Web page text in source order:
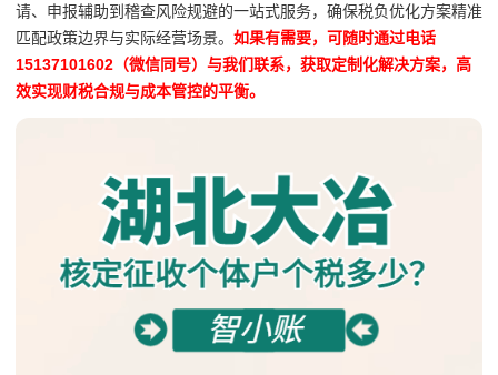
请、申报辅助到稽查风险规避的一站式服务，确保税负优化方案精准
匹配政策边界与实际经营场景。 如果有需要，可随时通过电话
15137101602（微信同号）与我们联系，获取定制化解决方案，高
效实现财税合规与成本管控的平衡。